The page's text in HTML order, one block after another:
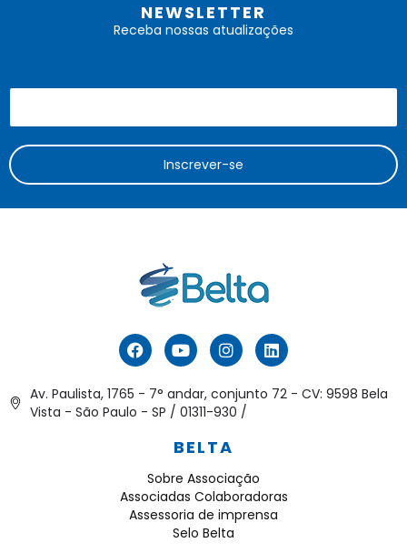
NEWSLETTER
Receba nossas atualizações
Inscrever-se
Av. Paulista, 1765 - 7° andar, conjunto 72 - CV: 9598 Bela
Vista - São Paulo - SP / 01311-930 /
BELTA
Sobre Associação
Associadas Colaboradoras
Assessoria de imprensa
Selo Belta